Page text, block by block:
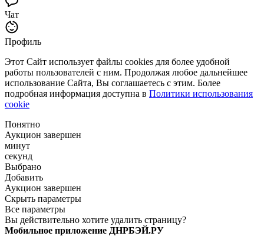
Чат
Профиль
Этот Сайт использует файлы cookies для более удобной
работы пользователей с ним. Продолжая любое дальнейшее
использование Сайта, Вы соглашаетесь с этим. Более
подробная информация доступна в Политики использования
cookie
Понятно
Аукцион завершен
минут
секунд
Выбрано
Добавить
Аукцион завершен
Скрыть параметры
Все параметры
Вы действительно хотите удалить страницу?
Мобильное приложение ДНРБЭЙ.РУ